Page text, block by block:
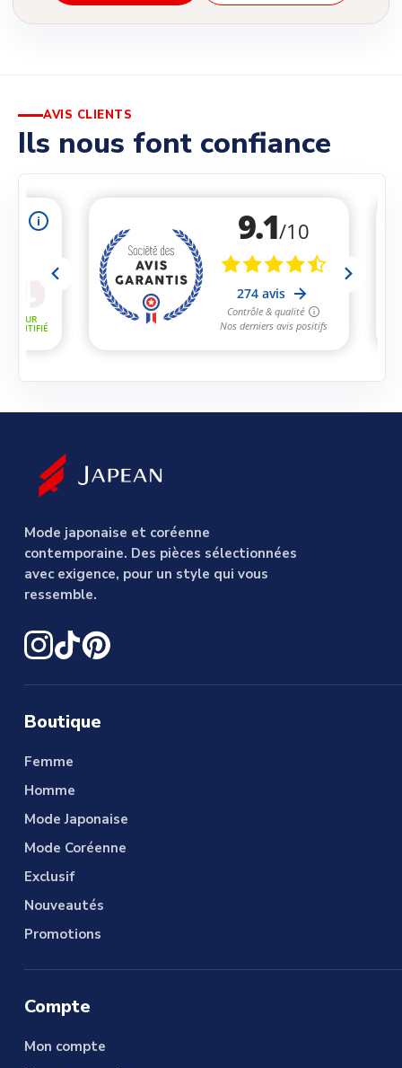
AVIS CLIENTS
Ils nous font confiance
Mode japonaise et coréenne
contemporaine. Des pièces sélectionnées
avec exigence, pour un style qui vous
ressemble.
Boutique
Femme
Homme
Mode Japonaise
Mode Coréenne
Exclusif
Nouveautés
Promotions
Compte
Mon compte